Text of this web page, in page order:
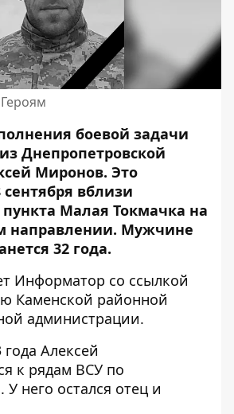
боевой задачи
Днепропетровской
Миронов. Это
вблизи
пункта Малая Токмачка на
направлении. Мужчине
32 года.
Информатор со ссылкой
Каменской районной
администрации.
Алексей
к рядам ВСУ по
него остался отец и